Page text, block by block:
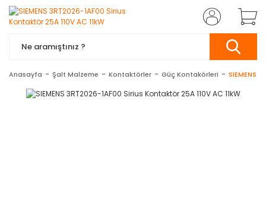
Anasayfa Şalt Malzeme Kontaktörler Güç Kontakörleri SIEMENS